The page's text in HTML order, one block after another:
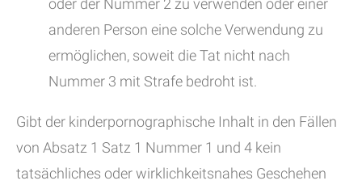
oder der Nummer 2 zu verwenden oder einer
anderen Person eine solche Verwendung zu
ermöglichen, soweit die Tat nicht nach
Nummer 3 mit Strafe bedroht ist.
Gibt der kinderpornographische Inhalt in den Fällen
von Absatz 1 Satz 1 Nummer 1 und 4 kein
tatsächliches oder wirklichkeitsnahes Geschehen